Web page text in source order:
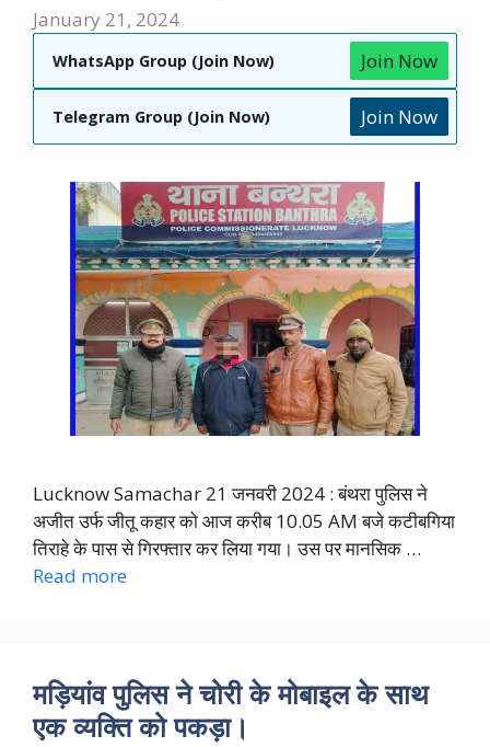
January 21, 2024
WhatsApp Group (Join Now) Join Now
Telegram Group (Join Now) Join Now
Lucknow Samachar 21 जनवरी 2024 : बंथरा पुलिस ने
अजीत उर्फ जीतू कहार को आज करीब 10.05 AM बजे कटीबगिया
तिराहे के पास से गिरफ्तार कर लिया गया। उस पर मानसिक …
Read more
मड़ियांव पुलिस ने चोरी के मोबाइल के साथ
एक व्यक्ति को पकड़ा।